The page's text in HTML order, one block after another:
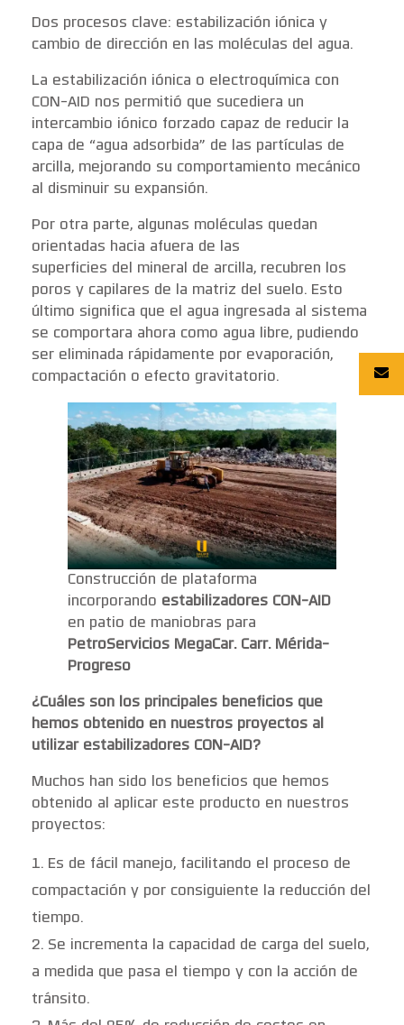
Dos procesos clave: estabilización iónica y
cambio de dirección en las moléculas del agua.
La estabilización iónica o electroquímica con
CON-AID nos permitió que sucediera un
intercambio iónico forzado capaz de reducir la
capa de “agua adsorbida” de las partículas de
arcilla, mejorando su comportamiento mecánico
al disminuir su expansión.
Por otra parte, algunas moléculas quedan
orientadas hacia afuera de las
superficies del mineral de arcilla, recubren los
poros y capilares de la matriz del suelo. Esto
último significa que el agua ingresada al sistema
se comportara ahora como agua libre, pudiendo
ser eliminada rápidamente por evaporación,
compactación o efecto gravitatorio.
Construcción de plataforma
incorporando estabilizadores CON-AID
en patio de maniobras para
PetroServicios MegaCar. Carr. Mérida-
Progreso
¿Cuáles son los principales beneficios que
hemos obtenido en nuestros proyectos al
utilizar estabilizadores CON-AID?
Muchos han sido los beneficios que hemos
obtenido al aplicar este producto en nuestros
proyectos:
Es de fácil manejo, facilitando el proceso de
compactación y por consiguiente la reducción del
tiempo.
Se incrementa la capacidad de carga del suelo,
a medida que pasa el tiempo y con la acción de
tránsito.